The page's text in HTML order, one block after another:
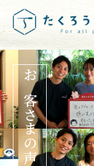
お客さまの声